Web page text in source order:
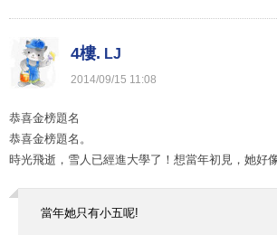
4樓. LJ
2014/09/15 11:08
恭喜金榜題名
恭喜金榜題名。
時光飛逝，雪人已經進大學了！想當年初見，她好
當年她只有小五呢!